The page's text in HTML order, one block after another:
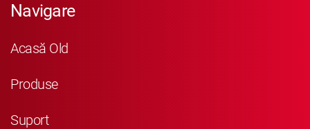
Navigare
Acasă Old
Produse
Suport